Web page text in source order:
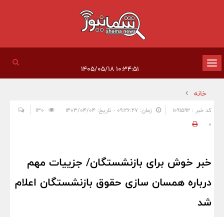
تغییر
وضعیت
ناوبری
خانه
کد خبر : 1091592 زمان: ۰۹:۲۶:۲۷ - تاریخ: ۱۴۰۳/۰۴/۰۴
0
خبر خوش برای بازنشستگان/ جزییات مهم
درباره همسان سازی حقوق بازنشستگان اعلام
شد